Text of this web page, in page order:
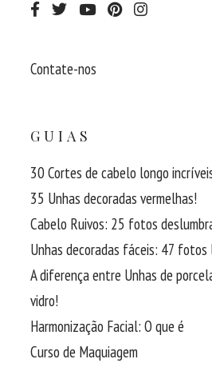
Contate-nos
GUIAS
30 Cortes de cabelo longo
35 Unhas decoradas vermelhas!
Cabelo Ruivos: 25 fotos
Unhas decoradas fáceis: 47 fotos
A diferença entre Unhas de
vidro!
Harmonização Facial: O que é
Curso de Maquiagem